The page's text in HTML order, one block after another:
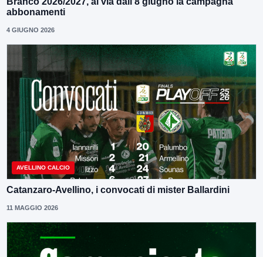
abbonamenti
4 GIUGNO 2026
AVELLINO CALCIO
Catanzaro-Avellino, i convocati di mister Ballardini
11 MAGGIO 2026